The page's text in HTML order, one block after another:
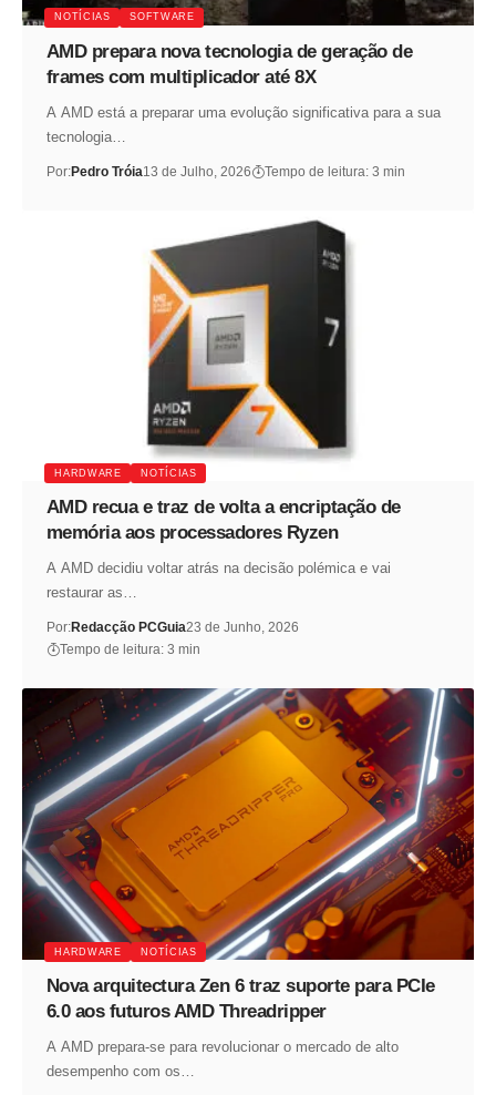
NOTÍCIAS SOFTWARE
AMD prepara nova tecnologia de geração de
frames com multiplicador até 8X
A AMD está a preparar uma evolução significativa para a sua
tecnologia…
Por:Pedro Tróia13 de Julho, 2026 Tempo de leitura: 3 min
HARDWARE NOTÍCIAS
AMD recua e traz de volta a encriptação de
memória aos processadores Ryzen
A AMD decidiu voltar atrás na decisão polémica e vai
restaurar as…
Por:Redacção PCGuia23 de Junho, 2026
Tempo de leitura: 3 min
HARDWARE NOTÍCIAS
Nova arquitectura Zen 6 traz suporte para PCIe
6.0 aos futuros AMD Threadripper
A AMD prepara-se para revolucionar o mercado de alto
desempenho com os…